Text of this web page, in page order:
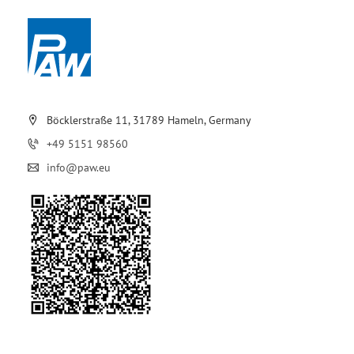
Böcklerstraße 11, 31789 Hameln, Germany
+49 5151 98560
info@paw.eu